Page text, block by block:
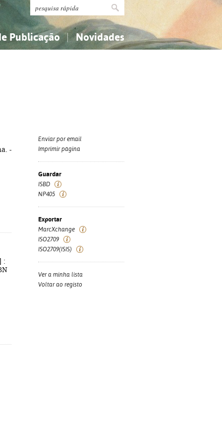
Publicação Novidades
-
:
Enviar por email
Imprimir página
Guardar
ISBD
NP405
Exportar
MarcXchange
ISO2709
ISO2709(ISIS)
Ver a minha lista
Voltar ao registo